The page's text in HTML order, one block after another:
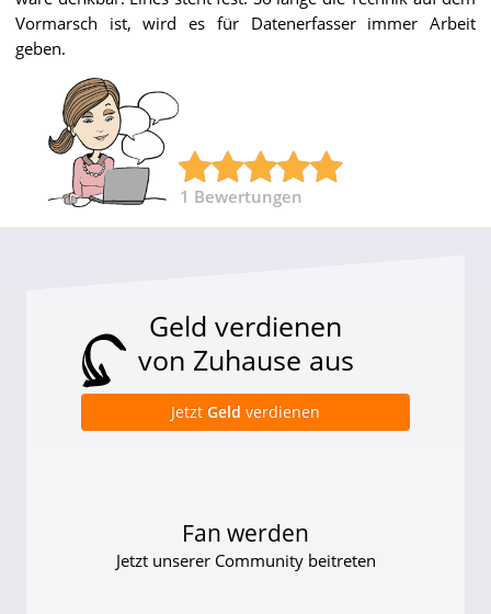
Vormarsch ist, wird es für Datenerfasser immer Arbeit
geben.
1 Bewertungen
Geld verdienen
von Zuhause aus
Jetzt Geld verdienen
Fan werden
Jetzt unserer Community beitreten